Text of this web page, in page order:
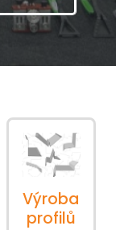
Výroba
profilů